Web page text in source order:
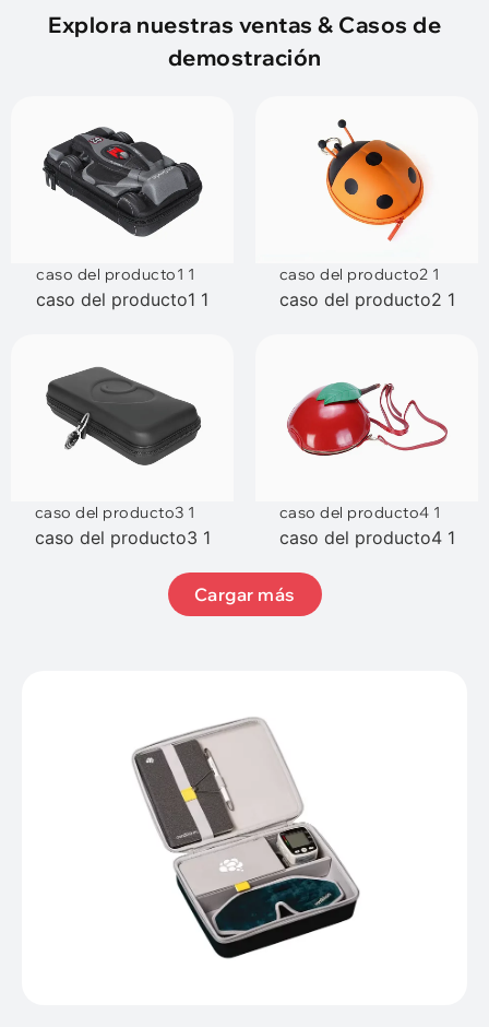
Explora nuestras ventas & Casos de
demostración
caso del producto1 1
caso del producto1 1
caso del producto2 1
caso del producto2 1
caso del producto3 1
caso del producto3 1
caso del producto4 1
caso del producto4 1
Cargar más